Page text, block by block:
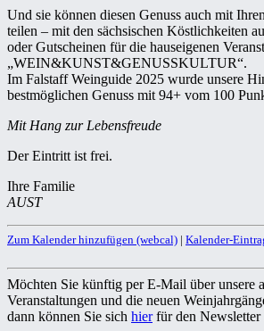
Und sie können diesen Genuss auch mit
teilen – mit den sächsischen Köstlichkeiten
oder Gutscheinen für die hauseigenen
„WEIN&KUNST&GENUSSKULTUR“.
Im Falstaff Weinguide 2025 wurde unsere
bestmöglichen Genuss mit 94+ vom 100
Mit Hang zur Lebensfreude
Der Eintritt ist frei.
Ihre Familie
AUST
Zum Kalender hinzufügen (webcal) | Kalender-
Möchten Sie künftig per E-Mail über unsere
Veranstaltungen und die neuen
dann können Sie sich hierfür den Newsletter